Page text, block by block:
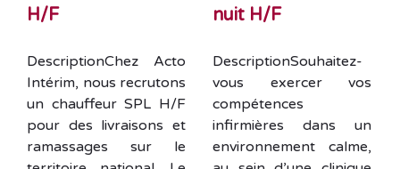
H/F
DescriptionChez Acto
Intérim, nous recrutons
un chauffeur SPL H/F
pour des livraisons et
ramassages sur le
nuit H/F
DescriptionSouhaitez-
vous exercer vos
compétences
infirmières dans un
environnement calme,